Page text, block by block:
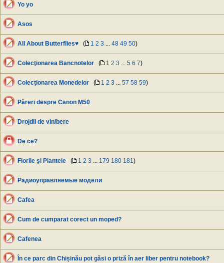
Yo yo
Asos
All About Butterflies♥ ( 1 2 3 48 49 50)
Colecţionarea Bancnotelor ( 1 2 3 5 6 7)
Colecţionarea Monedelor ( 1 2 3 57 58 59)
Păreri despre Canon M50
Drojdii de vin/bere
De ce?
Florile şi Plantele ( 1 2 3 179 180 181 )
Радиоуправляемые модели
Cafea
Cum de cumparat corect un moped?
Cafenea
În ce parc din Chișinău pot găsi o priză în aer liber pentru notebook?